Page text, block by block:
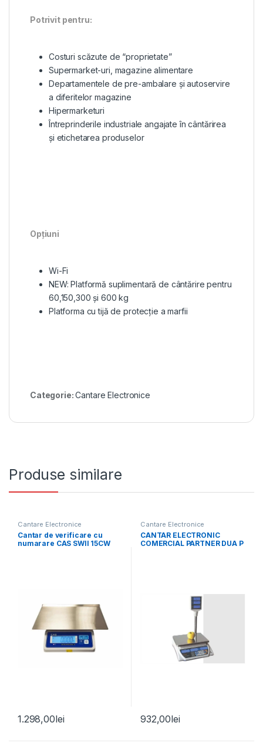
Potrivit pentru:
Costuri scăzute de “proprietate”
Supermarket-uri, magazine alimentare
Departamentele de pre-ambalare și autoservire
a diferitelor magazine
Hipermarketuri
Întreprinderile industriale angajate în cântărirea
și etichetarea produselor
Opțiuni
Wi-Fi
NEW: Platformă suplimentară de cântărire pentru
60,150,300 și 600 kg
Platforma cu tijă de protecție a marfii
Categorie:Cantare Electronice
Produse similare
Cantare Electronice
Cantar de verificare cu
numarare CAS SWII 15CW
1.298,00lei
Cantare Electronice
CANTAR ELECTRONIC
COMERCIAL PARTNER DUA P
932,00lei